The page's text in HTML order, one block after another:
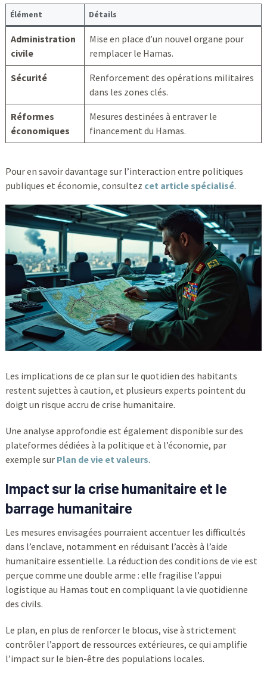
Élément Détails
Administration
civile
Mise en place d’un nouvel organe pour
remplacer le Hamas.
Sécurité
Renforcement des opérations militaires
dans les zones clés.
Réformes
économiques
Mesures destinées à entraver le
financement du Hamas.
Pour en savoir davantage sur l’interaction entre politiques
publiques et économie, consultez cet article spécialisé.
Les implications de ce plan sur le quotidien des habitants
restent sujettes à caution, et plusieurs experts pointent du
doigt un risque accru de crise humanitaire.
Une analyse approfondie est également disponible sur des
plateformes dédiées à la politique et à l’économie, par
exemple sur Plan de vie et valeurs.
Impact sur la crise humanitaire et le
barrage humanitaire
Les mesures envisagées pourraient accentuer les difficultés
dans l’enclave, notamment en réduisant l’accès à l’aide
humanitaire essentielle. La réduction des conditions de vie est
perçue comme une double arme : elle fragilise l’appui
logistique au Hamas tout en compliquant la vie quotidienne
des civils.
Le plan, en plus de renforcer le blocus, vise à strictement
contrôler l’apport de ressources extérieures, ce qui amplifie
l’impact sur le bien-être des populations locales.